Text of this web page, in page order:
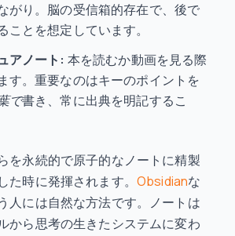
がり。脳の受信箱的存在で、後で
ことを想定しています。
アノート: 本を読むか動画を見る際
す。重要なのはキーのポイントを
で書き、常に出典を明記するこ
を永続的で原子的なノートに精製
た時に発揮されます。 Obsidianな
人には自然な方法です。ノートは
から思考の生きたシステムに変わ